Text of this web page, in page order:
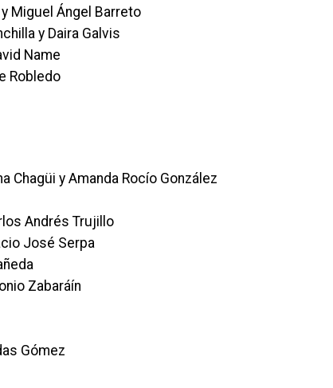
Miguel Ángel Barreto
y Daira Galvis
Name
Robledo
Chagüi y Amanda Rocío González
Andrés Trujillo
José Serpa
Zabaráín
Gómez